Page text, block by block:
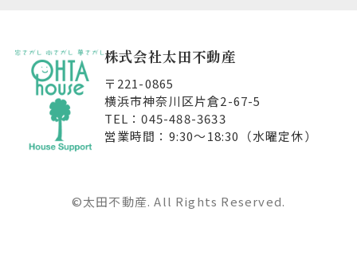
株式会社太田不動産
〒221-0865
横浜市神奈川区片倉2-67-5
TEL：045-488-3633
営業時間：9:30〜18:30（水曜定休）
©太田不動産. All Rights Reserved.